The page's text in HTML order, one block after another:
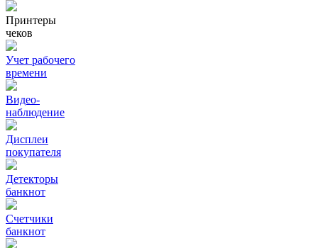
Принтеры
чеков
Учет рабочего
времени
Видео‑
наблюдение
Дисплеи
покупателя
Детекторы
банкнот
Счетчики
банкнот